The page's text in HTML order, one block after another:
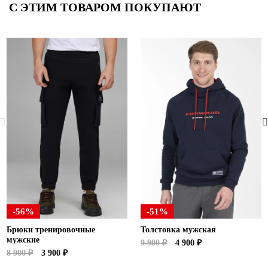
С ЭТИМ ТОВАРОМ ПОКУПАЮТ
-56%
Брюки тренировочные
мужские
8 900 ₽
3 900 ₽
-51%
Толстовка мужская
9 900 ₽
4 900 ₽